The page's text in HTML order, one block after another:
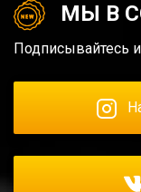
МЫ В
Подписывайтесь